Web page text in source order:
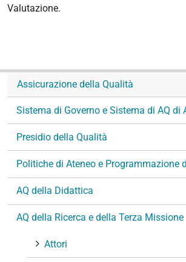
Valutazione.
Assicurazione della Qualità
Sistema di Governo e Sistema di AQ di
Presidio della Qualità
Politiche di Ateneo e Programmazione
AQ della Didattica
AQ della Ricerca e della Terza Missione
Attori